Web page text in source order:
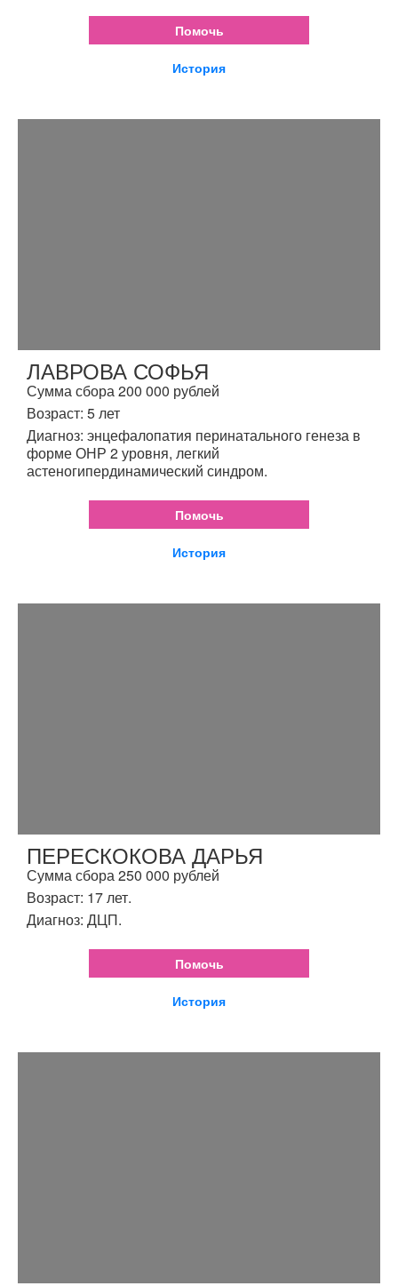
Помочь
История
ЛАВРОВА СОФЬЯ
Сумма сбора 200 000 рублей
Возраст: 5 лет
Диагноз: энцефалопатия перинатального генеза в
форме ОНР 2 уровня, легкий
астеногипердинамический синдром.
Помочь
История
ПЕРЕСКОКОВА ДАРЬЯ
Сумма сбора 250 000 рублей
Возраст: 17 лет.
Диагноз: ДЦП.
Помочь
История